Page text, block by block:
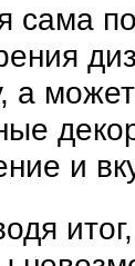
сама
а
и